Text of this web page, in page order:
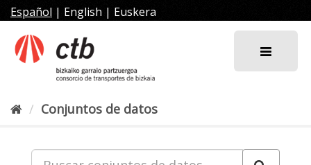
al
contenido
Español | English | Euskera
Conjuntos de datos